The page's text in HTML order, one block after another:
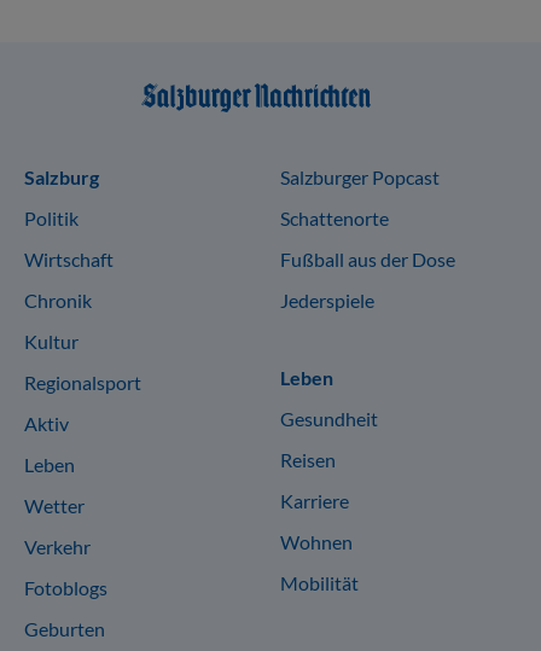
Sitemap
Salzburg
Politik
Wirtschaft
Chronik
Kultur
Regionalsport
Aktiv
Leben
Wetter
Verkehr
Fotoblogs
Geburten
Salzburger Popcast
Schattenorte
Fußball aus der Dose
Jederspiele
Leben
Gesundheit
Reisen
Karriere
Wohnen
Mobilität